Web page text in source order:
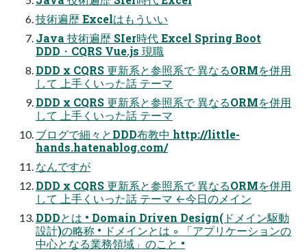
技術遍歴 Excelはもういい
Java 技術遍歴 SIer時代 Excel Spring Boot
DDD・CQRS Vue.js 現職
DDD x CQRS 更新系と参照系で 異なるORMを併用
して 上手くいった話 テーマ
DDD x CQRS 更新系と参照系で 異なるORMを併用
して 上手くいった話 テーマ
ブログで細々とDDD布教中 http://little-
hands.hatenablog.com/
なんですが
DDD x CQRS 更新系と参照系で 異なるORMを併用
して 上手くいった話 テーマ ←今日のメイン
DDDとは • Domain Driven Design(ドメイン駆動
設計)の略称 • ドメインとは ◦ 「アプリケーションの
中心となる業務領域」のこと •